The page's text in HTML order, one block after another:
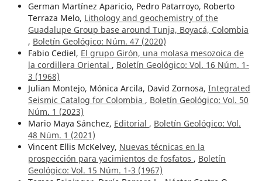
German Martínez Aparicio, Pedro Patarroyo, Roberto
Terraza Melo, Lithology and geochemistry of the
Guadalupe Group base around Tunja, Boyacá, Colombia
, Boletín Geológico: Núm. 47 (2020)
Fabio Cediel, El grupo Girón, una molasa mesozoica de
la cordillera Oriental , Boletín Geológico: Vol. 16 Núm. 1-
3 (1968)
Julian Montejo, Mónica Arcila, David Zornosa, Integrated
Seismic Catalog for Colombia , Boletín Geológico: Vol. 50
Núm. 1 (2023)
Mario Maya Sánchez, Editorial , Boletín Geológico: Vol.
48 Núm. 1 (2021)
Vincent Ellis McKelvey, Nuevas técnicas en la
prospección para yacimientos de fosfatos , Boletín
Geológico: Vol. 15 Núm. 1-3 (1967)